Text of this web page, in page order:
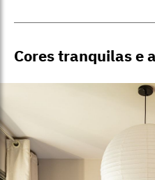
Cores tranquilas e